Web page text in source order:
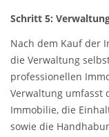
Schritt 5:
Nach dem Kauf der
die Verwaltung
professionellen
Verwaltung umfasst
Immobilie, die
sowie die